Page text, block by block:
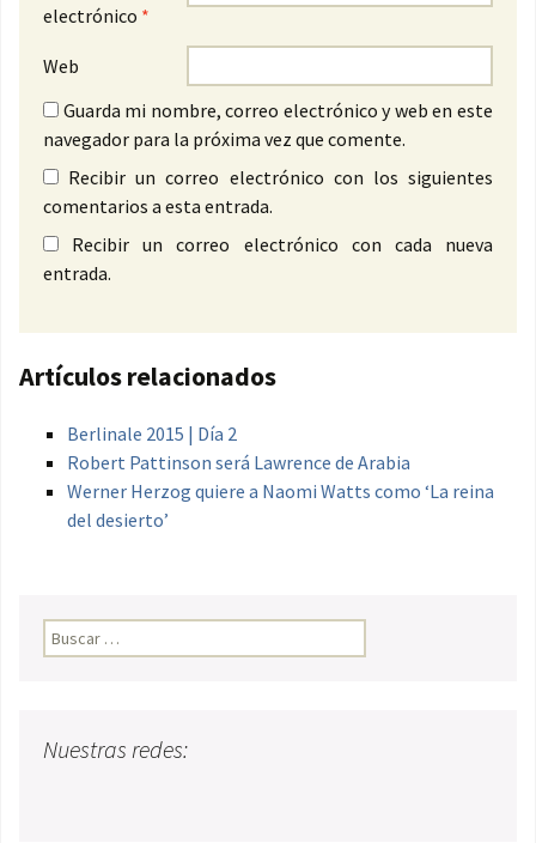
electrónico *
Web
Guarda mi nombre, correo electrónico y web en este
navegador para la próxima vez que comente.
Recibir un correo electrónico con los siguientes
comentarios a esta entrada.
Recibir un correo electrónico con cada nueva
entrada.
Artículos relacionados
Berlinale 2015 | Día 2
Robert Pattinson será Lawrence de Arabia
Werner Herzog quiere a Naomi Watts como ‘La reina
del desierto’
Buscar:
Nuestras redes: